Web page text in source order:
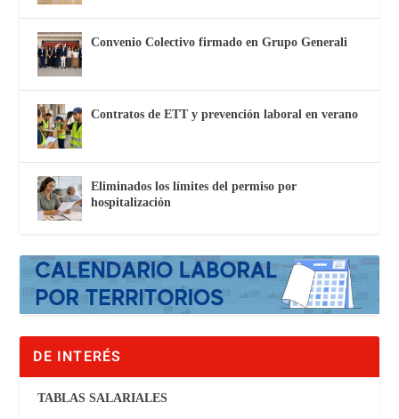
Convenio Colectivo firmado en Grupo Generali
Contratos de ETT y prevención laboral en verano
Eliminados los límites del permiso por
hospitalización
DE INTERÉS
TABLAS SALARIALES